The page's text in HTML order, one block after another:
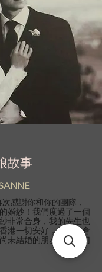
故事
次感謝你和你的團隊，
婚紗！我們度過了一個
非常合身，我的先生也
港一切安好，我一定會
未結婚的朋友！祝一切